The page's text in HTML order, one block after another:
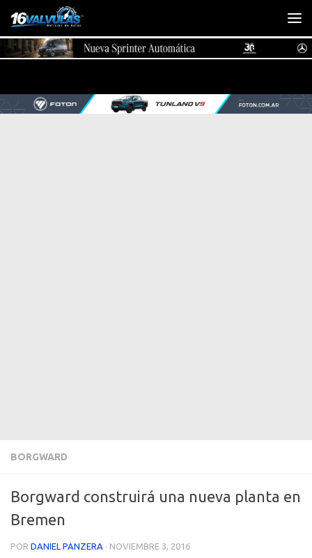
Saltar al contenido
BORGWARD
Borgward construirá una nueva planta en
Bremen
POR DANIEL PANZERA · NOVIEMBRE 3, 2016